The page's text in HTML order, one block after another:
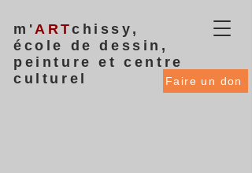
m'ARTchissy,
école de dessin,
peinture et centre
culturel
Faire un don